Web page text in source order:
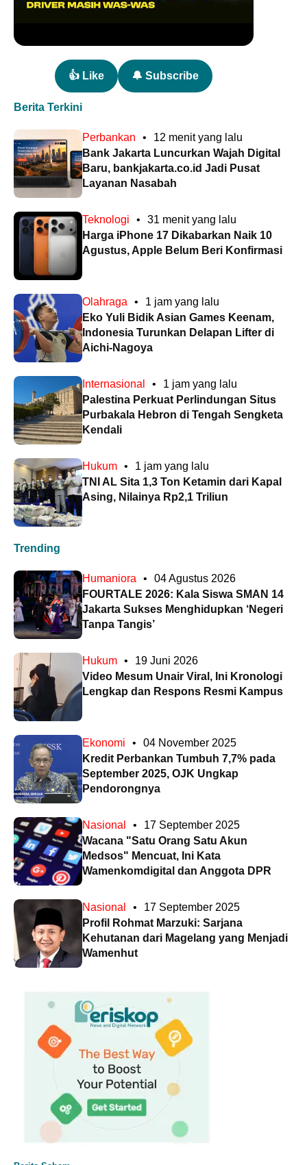
👍 Like 🔔 Subscribe
Berita Terkini
Perbankan •
12 menit yang lalu
Bank Jakarta Luncurkan Wajah Digital
Baru, bankjakarta.co.id Jadi Pusat
Layanan Nasabah
Teknologi •
31 menit yang lalu
Harga iPhone 17 Dikabarkan Naik 10
Agustus, Apple Belum Beri Konfirmasi
Olahraga •
1 jam yang lalu
Eko Yuli Bidik Asian Games Keenam,
Indonesia Turunkan Delapan Lifter di
Aichi-Nagoya
Internasional •
1 jam yang lalu
Palestina Perkuat Perlindungan Situs
Purbakala Hebron di Tengah Sengketa
Kendali
Hukum •
1 jam yang lalu
TNI AL Sita 1,3 Ton Ketamin dari Kapal
Asing, Nilainya Rp2,1 Triliun
Trending
Humaniora •
04 Agustus 2026
FOURTALE 2026: Kala Siswa SMAN 14
Jakarta Sukses Menghidupkan ‘Negeri
Tanpa Tangis’
Hukum •
19 Juni 2026
Video Mesum Unair Viral, Ini Kronologi
Lengkap dan Respons Resmi Kampus
Ekonomi •
04 November 2025
Kredit Perbankan Tumbuh 7,7% pada
September 2025, OJK Ungkap
Pendorongnya
Nasional •
17 September 2025
Wacana "Satu Orang Satu Akun
Medsos" Mencuat, Ini Kata
Wamenkomdigital dan Anggota DPR
Nasional •
17 September 2025
Profil Rohmat Marzuki: Sarjana
Kehutanan dari Magelang yang Menjadi
Wamenhut